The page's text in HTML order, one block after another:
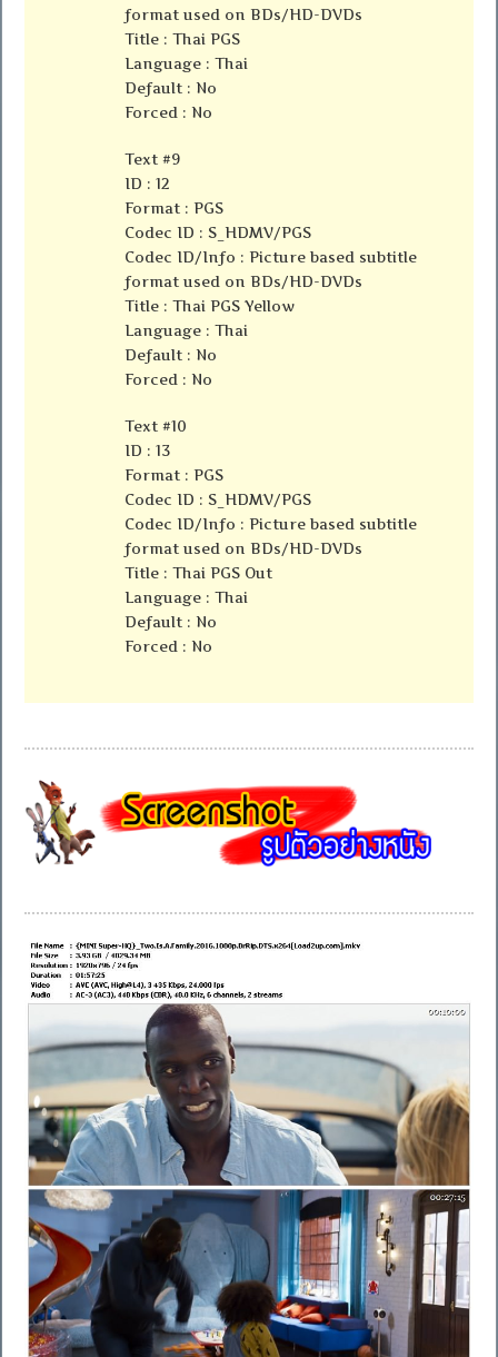
format used on BDs/HD-DVDs
Title : Thai PGS
Language : Thai
Default : No
Forced : No
Text #9
ID : 12
Format : PGS
Codec ID : S_HDMV/PGS
Codec ID/Info : Picture based subtitle
format used on BDs/HD-DVDs
Title : Thai PGS Yellow
Language : Thai
Default : No
Forced : No
Text #10
ID : 13
Format : PGS
Codec ID : S_HDMV/PGS
Codec ID/Info : Picture based subtitle
format used on BDs/HD-DVDs
Title : Thai PGS Out
Language : Thai
Default : No
Forced : No